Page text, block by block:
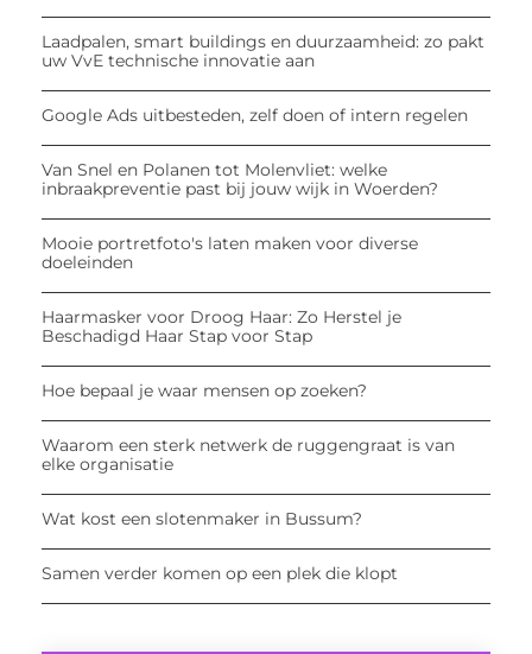
Laadpalen, smart buildings en duurzaamheid: zo pakt
uw VvE technische innovatie aan
Google Ads uitbesteden, zelf doen of intern regelen
Van Snel en Polanen tot Molenvliet: welke
inbraakpreventie past bij jouw wijk in Woerden?
Mooie portretfoto's laten maken voor diverse
doeleinden
Haarmasker voor Droog Haar: Zo Herstel je
Beschadigd Haar Stap voor Stap
Hoe bepaal je waar mensen op zoeken?
Waarom een sterk netwerk de ruggengraat is van
elke organisatie
Wat kost een slotenmaker in Bussum?
Samen verder komen op een plek die klopt